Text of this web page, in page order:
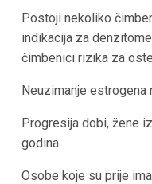
Postoji nekoliko
indikacija za
čimbenici rizika za
Neuzimanje estrogena
Progresija dobi, žene
godina
Osobe koje su prije